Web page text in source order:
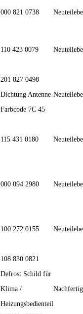
000 821 0738
110 423 0079
201 827 0498
Dichtung Antenne
Farbcode 7C 45
115 431 0180
000 094 2980
100 272 0155
108 830 0821
Defrost Schild für
Klima /
Heizungsbedienteil